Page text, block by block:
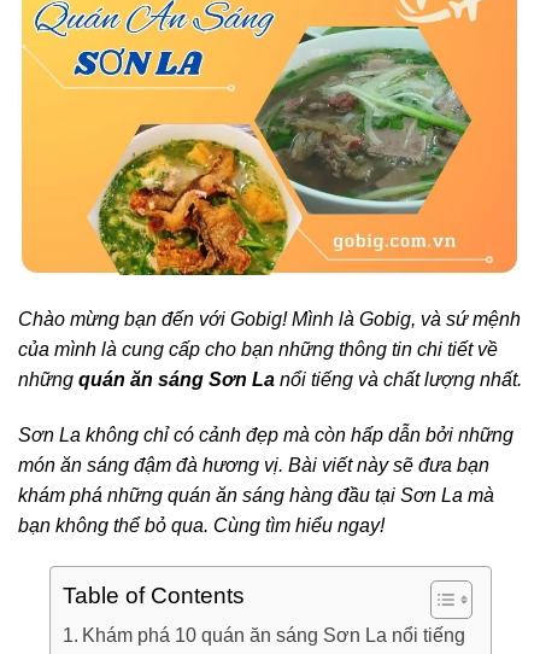
Chào mừng bạn đến với Gobig! Mình là Gobig, và sứ mệnh
của mình là cung cấp cho bạn những thông tin chi tiết về
những quán ăn sáng Sơn La nổi tiếng và chất lượng nhất.
Sơn La không chỉ có cảnh đẹp mà còn hấp dẫn bởi những
món ăn sáng đậm đà hương vị. Bài viết này sẽ đưa bạn
khám phá những quán ăn sáng hàng đầu tại Sơn La mà
bạn không thể bỏ qua. Cùng tìm hiểu ngay!
Table of Contents
Khám phá 10 quán ăn sáng Sơn La nổi tiếng